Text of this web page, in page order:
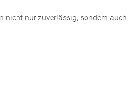
nicht nur zuverlässig, sondern auch